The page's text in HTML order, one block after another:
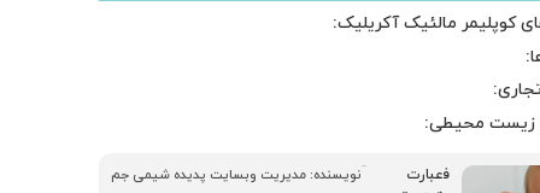
کوپلیمر مالئیک آکریلیک:
زیست ‌محیطی:
فعبارت
نویسنده: مدیریت وبسایت پدیده شیمی جم